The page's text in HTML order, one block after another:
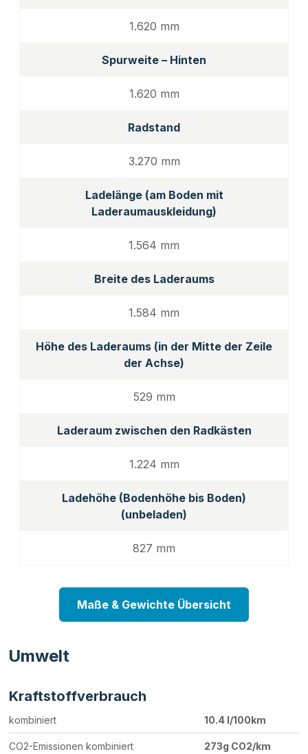
1.620 mm
Spurweite – Hinten
1.620 mm
Radstand
3.270 mm
Ladelänge (am Boden mit
Laderaumauskleidung)
1.564 mm
Breite des Laderaums
1.584 mm
Höhe des Laderaums (in der Mitte der Zeile
der Achse)
529 mm
Laderaum zwischen den Radkästen
1.224 mm
Ladehöhe (Bodenhöhe bis Boden)
(unbeladen)
827 mm
Maße & Gewichte Übersicht
Umwelt
Kraftstoffverbrauch
kombiniert 10.4 l/100km
CO2-Emissionen kombiniert 273g CO2/km